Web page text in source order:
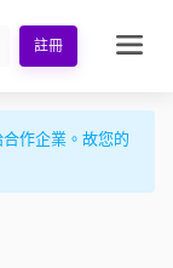
註冊
作企業。故您的